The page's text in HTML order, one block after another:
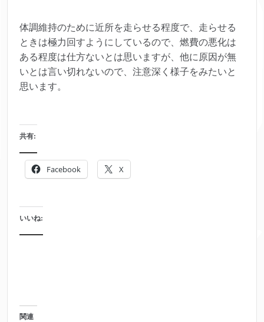
体調維持のために近所を走らせる程度で、走らせる
ときは極力回すようにしているので、燃費の悪化は
ある程度は仕方ないとは思いますが、他に原因が無
いとは言い切れないので、注意深く様子をみたいと
思います。
共有:
Facebook X
いいね:
関連